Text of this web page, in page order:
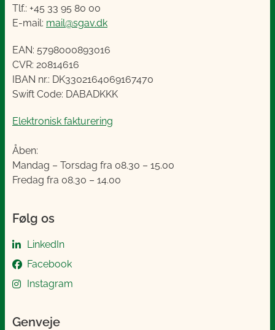
Tlf.: +45 33 95 80 00
E-mail: mail@sgav.dk
EAN: 5798000893016
CVR: 20814616
IBAN nr.: DK3302164069167470
Swift Code: DABADKKK
Elektronisk fakturering
Åben:
Mandag – Torsdag fra 08.30 – 15.00
Fredag fra 08.30 – 14.00
Følg os
LinkedIn
Facebook
Instagram
Genveje